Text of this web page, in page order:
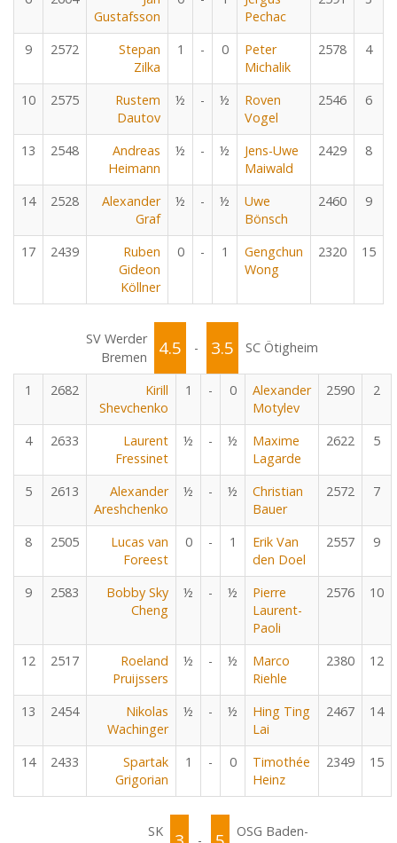
Gustafsson
Pechac
9 2572
Stepan
Zilka
1 - 0
Peter
Michalik
2578 4
10 2575
Rustem
Dautov
½ - ½
Roven
Vogel
2546 6
13 2548
Andreas
Heimann
½ - ½
Jens-Uwe
Maiwald
2429 8
14 2528
Alexander
Graf
½ - ½
Uwe
Bönsch
2460 9
17 2439
Ruben
Gideon
Köllner
0 - 1
Gengchun
Wong
2320 15
SV Werder
Bremen
4.5 - 3.5 SC Ötigheim
1 2682
Kirill
Shevchenko
1 - 0
Alexander
Motylev
2590 2
4 2633
Laurent
Fressinet
½ - ½
Maxime
Lagarde
2622 5
5 2613
Alexander
Areshchenko
½ - ½
Christian
Bauer
2572 7
8 2505
Lucas van
Foreest
0 - 1
Erik Van
den Doel
2557 9
9 2583
Bobby Sky
Cheng
½ - ½
Pierre
Laurent-
Paoli
2576 10
12 2517
Roeland
Pruijssers
½ - ½
Marco
Riehle
2380 12
13 2454
Nikolas
Wachinger
½ - ½
Hing Ting
Lai
2467 14
14 2433
Spartak
Grigorian
1 - 0
Timothée
Heinz
2349 15
SK
OSG Baden-